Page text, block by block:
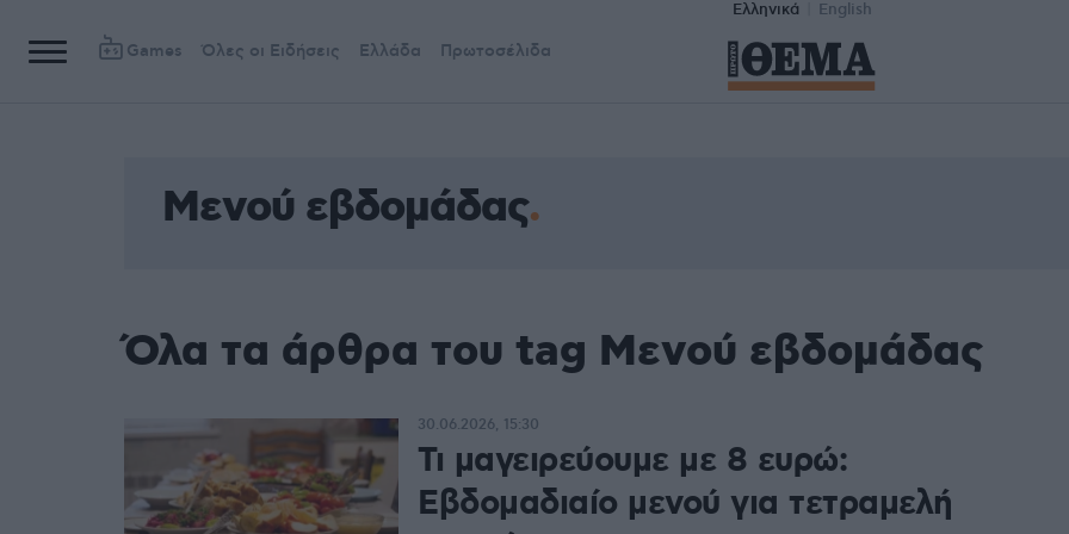
Ελληνικά English
Games Όλες οι Ειδήσεις Ελλάδα Πρωτοσέλιδα
Μενού εβδομάδας
Όλα τα άρθρα του tag Μενού εβδομάδας
Τι μαγειρεύουμε με 8 ευρώ:
Εβδομαδιαίο μενού για τετραμελή
30.06.2026, 15:30